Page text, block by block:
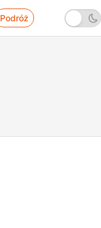
Podróż